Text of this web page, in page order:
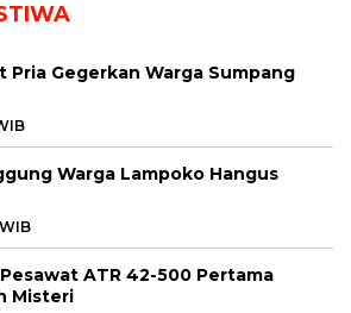
Pria Gegerkan Warga Sumpang
Warga Lampoko Hangus
ATR 42-500 Pertama
Misteri